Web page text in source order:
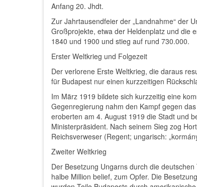
Anfang 20. Jhdt.
Zur Jahrtausendfeier der „Landnahme“ der
Großprojekte, etwa der Heldenplatz und die
1840 und 1900 und stieg auf rund 730.000.
Erster Weltkrieg und Folgezeit
Der verlorene Erste Weltkrieg, die daraus
für Budapest nur einen kurzzeitigen
Im März 1919 bildete sich kurzzeitig eine
Gegenregierung nahm den Kampf gegen
eroberten am 4. August 1919 die Stadt und
Ministerpräsident. Nach seinem Sieg zog
Reichsverweser (Regent; ungarisch:
Zweiter Weltkrieg
Der Besetzung Ungarns durch die
halbe Million belief, zum Opfer. Die